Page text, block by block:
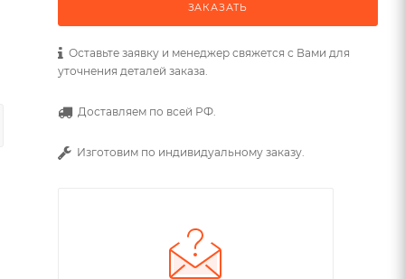
ЗАКАЗАТЬ
Оставьте заявку и менеджер свяжется с Вами для
уточнения деталей заказа.
Доставляем по всей РФ.
Изготовим по индивидуальному заказу.